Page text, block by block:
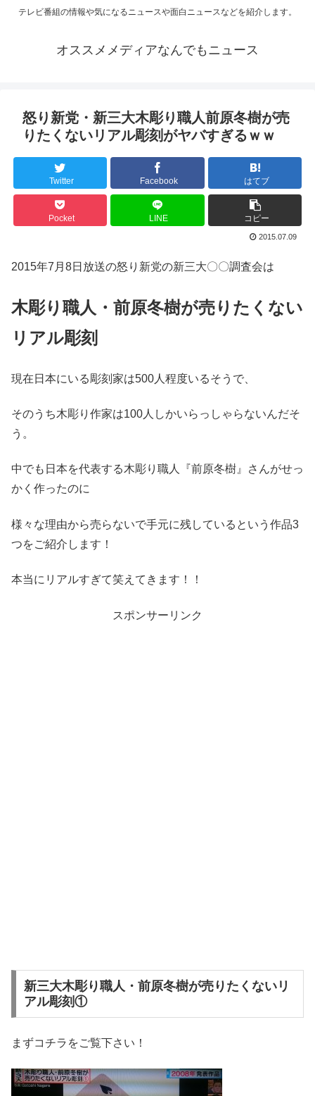
テレビ番組の情報や気になるニュースや面白ニュースなどを紹介します。
オススメメディアなんでもニュース
怒り新党・新三大木彫り職人前原冬樹が売
りたくないリアル彫刻がヤバすぎるｗｗ
Twitter Facebook はてブ
Pocket LINE コピー
2015.07.09
2015年7月8日放送の怒り新党の新三大〇〇調査会は
木彫り職人・前原冬樹が売りたくない
リアル彫刻
現在日本にいる彫刻家は500人程度いるそうで、
そのうち木彫り作家は100人しかいらっしゃらないんだそ
う。
中でも日本を代表する木彫り職人『前原冬樹』さんがせっ
かく作ったのに
様々な理由から売らないで手元に残しているという作品3
つをご紹介します！
本当にリアルすぎて笑えてきます！！
スポンサーリンク
新三大木彫り職人・前原冬樹が売りたくないリ
アル彫刻①
まずコチラをご覧下さい！